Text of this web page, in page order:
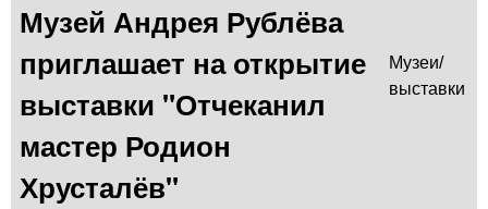
Музей Андрея Рублёва
приглашает на открытие
выставки "Отчеканил
мастер Родион
Хрусталёв"
Музеи/
выставки